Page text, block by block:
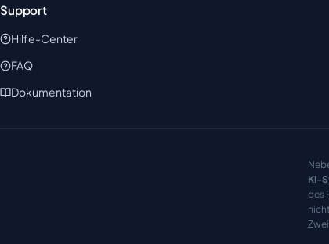
Support
Hilfe-Center
FAQ
Dokumentation
KI-
des